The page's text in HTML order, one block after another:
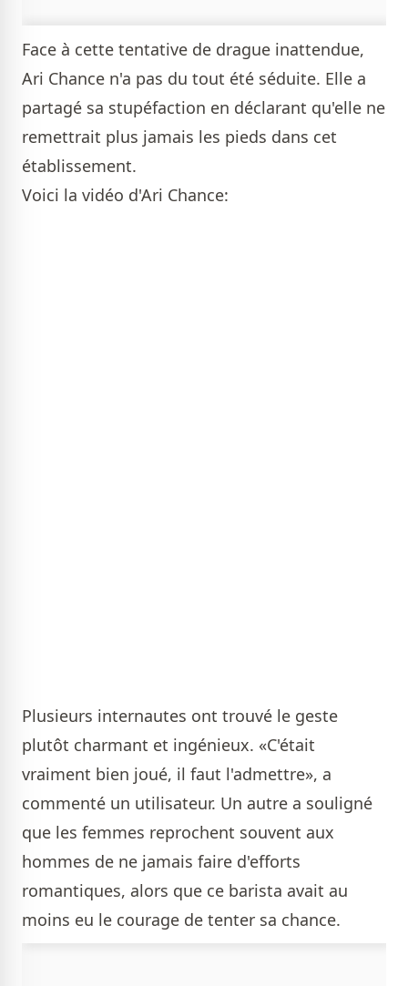
Face à cette tentative de drague inattendue,
Ari Chance n'a pas du tout été séduite. Elle a
partagé sa stupéfaction en déclarant qu'elle ne
remettrait plus jamais les pieds dans cet
établissement.
Voici la vidéo d'Ari Chance:
Plusieurs internautes ont trouvé le geste
plutôt charmant et ingénieux. «C'était
vraiment bien joué, il faut l'admettre», a
commenté un utilisateur. Un autre a souligné
que les femmes reprochent souvent aux
hommes de ne jamais faire d'efforts
romantiques, alors que ce barista avait au
moins eu le courage de tenter sa chance.